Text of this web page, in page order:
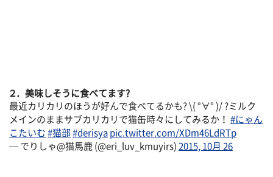
２．美味しそうに食べてます?
最近カリカリのほうが好んで食べてるかも? \( °∀° )/ ?ミルク
メインのままサブカリカリで猫缶時々にしてみるか！ #にゃん
こたいむ #猫部 #derisya pic.twitter.com/XDm46LdRTp
— でりしゃ@猫馬鹿 (@eri_luv_kmuyirs) 2015, 10月 26